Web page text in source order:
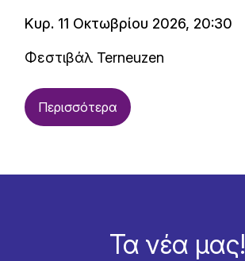
Κυρ. 11 Οκτωβρίου 2026, 20:30
Φεστιβάλ Terneuzen
Περισσότερα
Τα νέα μας!